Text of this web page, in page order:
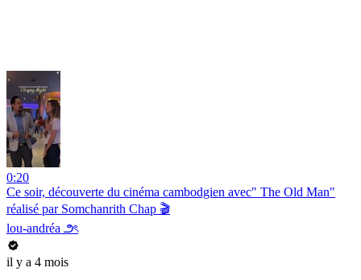
0:20
Ce soir, découverte du cinéma cambodgien avec" The Old Man"
réalisé par Somchanrith Chap 🎬
lou-andréa ౨ৎ
il y a 4 mois